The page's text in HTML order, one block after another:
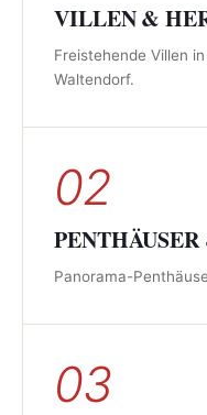
VILLEN &
Freistehende Villen
Waltendorf.
02
Panorama-
03